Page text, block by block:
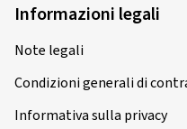
Informazioni legali
Note legali
Condizioni generali di
Informativa sulla privacy